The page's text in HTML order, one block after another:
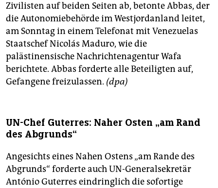
Zivilisten auf beiden Seiten ab, betonte Abbas, der
die Autonomiebehörde im Westjordanland leitet,
am Sonntag in einem Telefonat mit Venezuelas
Staatschef Nicolás Maduro, wie die
palästinensische Nachrichtenagentur Wafa
berichtete. Abbas forderte alle Beteiligten auf,
Gefangene freizulassen. (dpa)
UN-Chef Guterres: Naher Osten „am Rand
des Abgrunds“
Angesichts eines Nahen Ostens „am Rande des
Abgrunds“ forderte auch UN-Generalsekretär
António Guterres eindringlich die sofortige